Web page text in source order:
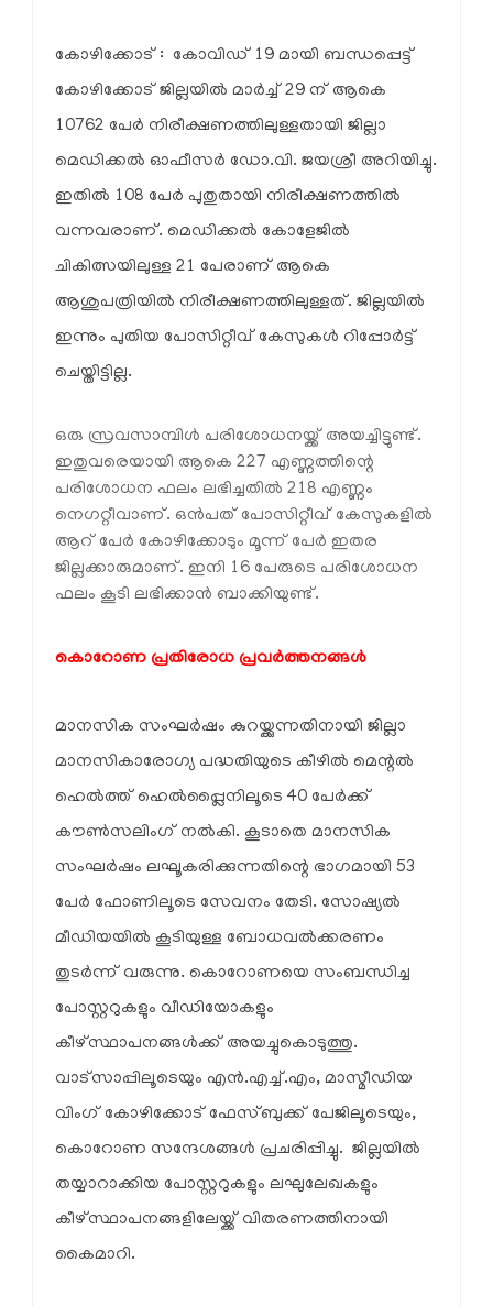
കോഴിക്കോട് : കോവിഡ് 19 മായി ബന്ധപ്പെട്ട്
കോഴിക്കോട് ജില്ലയില്‍ മാര്‍ച്ച് 29 ന് ആകെ
10762 പേര്‍ നിരീക്ഷണത്തിലുള്ളതായി ജില്ലാ
മെഡിക്കല്‍ ഓഫീസര്‍ ഡോ.വി. ജയശ്രീ അറിയിച്ചു.
ഇതില്‍ 108 പേര്‍ പുതുതായി നിരീക്ഷണത്തില്‍
വന്നവരാണ്. മെഡിക്കല്‍ കോളേജില്‍
ചികിത്സയിലുള്ള 21 പേരാണ് ആകെ
ആശുപത്രിയില്‍ നിരീക്ഷണത്തിലുള്ളത്. ജില്ലയില്‍
ഇന്നും പുതിയ പോസിറ്റീവ് കേസുകള്‍ റിപ്പോര്‍ട്ട്
ചെയ്തിട്ടില്ല.
ഒരു സ്രവസാമ്പിള്‍ പരിശോധനയ്ക്ക് അയച്ചിട്ടുണ്ട്.
ഇതുവരെയായി ആകെ 227 എണ്ണത്തിന്റെ
പരിശോധന ഫലം ലഭിച്ചതില്‍ 218 എണ്ണം
നെഗറ്റീവാണ്. ഒന്‍പത് പോസിറ്റീവ് കേസുകളില്‍
ആറ് പേര്‍ കോഴിക്കോടും മൂന്ന് പേര്‍ ഇതര
ജില്ലക്കാരുമാണ്. ഇനി 16 പേരുടെ പരിശോധന
ഫലം കൂടി ലഭിക്കാന്‍ ബാക്കിയുണ്ട്.
കൊറോണ പ്രതിരോധ പ്രവര്‍ത്തനങ്ങള്‍
മാനസിക സംഘര്‍ഷം കുറയ്ക്കുന്നതിനായി ജില്ലാ
മാനസികാരോഗ്യ പദ്ധതിയുടെ കീഴില്‍ മെന്റല്‍
ഹെല്‍ത്ത് ഹെല്‍പ്പ്ലൈനിലൂടെ 40 പേര്‍ക്ക്
കൗണ്‍സലിംഗ് നല്‍കി. കൂടാതെ മാനസിക
സംഘര്‍ഷം ലഘൂകരിക്കുന്നതിന്റെ ഭാഗമായി 53
പേര്‍ ഫോണിലൂടെ സേവനം തേടി. സോഷ്യല്‍
മീഡിയയില്‍ കൂടിയുള്ള ബോധവല്‍ക്കരണം
തുടര്‍ന്ന് വരുന്നു. കൊറോണയെ സംബന്ധിച്ച
പോസ്റ്ററുകളും വീഡിയോകളും
കീഴ്സ്ഥാപനങ്ങള്‍ക്ക് അയച്ചുകൊടുത്തു.
വാട്സാപ്പിലൂടെയും എന്‍.എച്ച്.എം, മാസ്മീഡിയ
വിംഗ് കോഴിക്കോട് ഫേസ്ബുക്ക് പേജിലൂടെയും,
കൊറോണ സന്ദേശങ്ങള്‍ പ്രചരിപ്പിച്ചു. ജില്ലയില്‍
തയ്യാറാക്കിയ പോസ്റ്ററുകളും ലഘുലേഖകളും
കീഴ്സ്ഥാപനങ്ങളിലേയ്ക്ക് വിതരണത്തിനായി
കൈമാറി.